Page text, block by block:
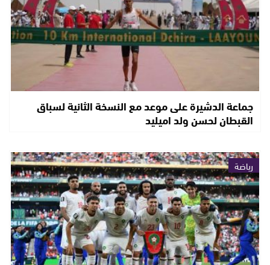
جماعة الدشيرة على موعد مع النسخة الثانية لسباق
القبطان لحسن ولد اميليد
رياضة